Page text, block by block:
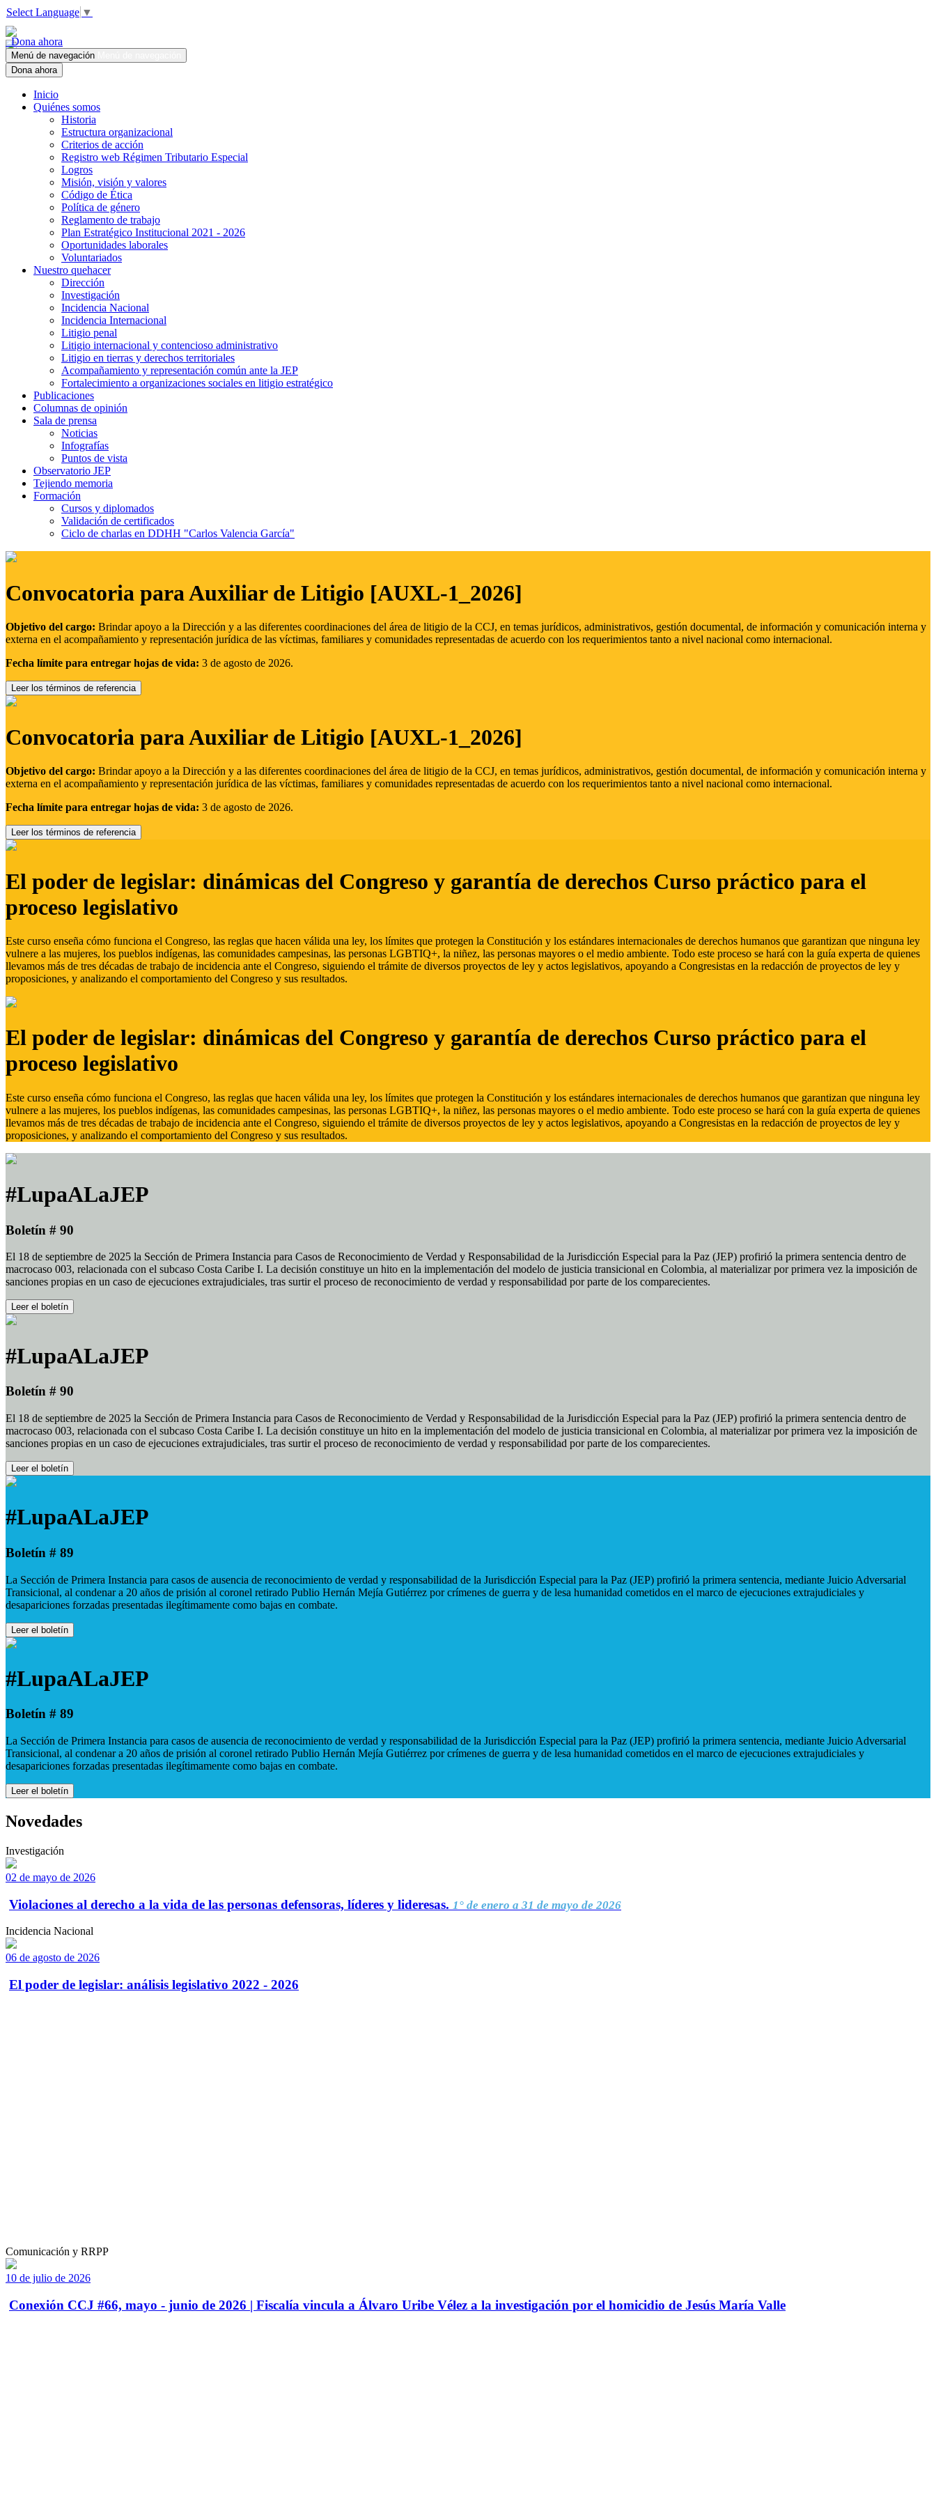
Select Language ▼
Dona ahora
Menú de navegación
Dona ahora
Inicio
Quiénes somos
Historia
Estructura organizacional
Criterios de acción
Registro web Régimen Tributario Especial
Logros
Misión, visión y valores
Código de Ética
Política de género
Reglamento de trabajo
Plan Estratégico Institucional 2021 - 2026
Oportunidades laborales
Voluntariados
Nuestro quehacer
Dirección
Investigación
Incidencia Nacional
Incidencia Internacional
Litigio penal
Litigio internacional y contencioso administrativo
Litigio en tierras y derechos territoriales
Acompañamiento y representación común ante la JEP
Fortalecimiento a organizaciones sociales en litigio estratégico
Publicaciones
Columnas de opinión
Sala de prensa
Noticias
Infografías
Puntos de vista
Observatorio JEP
Tejiendo memoria
Formación
Cursos y diplomados
Validación de certificados
Ciclo de charlas en DDHH "Carlos Valencia García"
Convocatoria para Auxiliar de Litigio [AUXL-1_2026]
Objetivo del cargo: Brindar apoyo a la Dirección y a las diferentes coordinaciones del área de litigio de la CCJ, en temas jurídicos, administrativos, gestión documental, de información y comunicación interna y
externa en el acompañamiento y representación jurídica de las víctimas, familiares y comunidades representadas de acuerdo con los requerimientos tanto a nivel nacional como internacional.
Fecha límite para entregar hojas de vida: 3 de agosto de 2026.
Leer los términos de referencia
Convocatoria para Auxiliar de Litigio [AUXL-1_2026]
Objetivo del cargo: Brindar apoyo a la Dirección y a las diferentes coordinaciones del área de litigio de la CCJ, en temas jurídicos, administrativos, gestión documental, de información y comunicación interna y
externa en el acompañamiento y representación jurídica de las víctimas, familiares y comunidades representadas de acuerdo con los requerimientos tanto a nivel nacional como internacional.
Fecha límite para entregar hojas de vida: 3 de agosto de 2026.
Leer los términos de referencia
El poder de legislar: dinámicas del Congreso y garantía de derechos Curso práctico para el
proceso legislativo
Este curso enseña cómo funciona el Congreso, las reglas que hacen válida una ley, los límites que protegen la Constitución y los estándares internacionales de derechos humanos que garantizan que ninguna ley
vulnere a las mujeres, los pueblos indígenas, las comunidades campesinas, las personas LGBTIQ+, la niñez, las personas mayores o el medio ambiente. Todo este proceso se hará con la guía experta de quienes
llevamos más de tres décadas de trabajo de incidencia ante el Congreso, siguiendo el trámite de diversos proyectos de ley y actos legislativos, apoyando a Congresistas en la redacción de proyectos de ley y
proposiciones, y analizando el comportamiento del Congreso y sus resultados.
El poder de legislar: dinámicas del Congreso y garantía de derechos Curso práctico para el
proceso legislativo
Este curso enseña cómo funciona el Congreso, las reglas que hacen válida una ley, los límites que protegen la Constitución y los estándares internacionales de derechos humanos que garantizan que ninguna ley
vulnere a las mujeres, los pueblos indígenas, las comunidades campesinas, las personas LGBTIQ+, la niñez, las personas mayores o el medio ambiente. Todo este proceso se hará con la guía experta de quienes
llevamos más de tres décadas de trabajo de incidencia ante el Congreso, siguiendo el trámite de diversos proyectos de ley y actos legislativos, apoyando a Congresistas en la redacción de proyectos de ley y
proposiciones, y analizando el comportamiento del Congreso y sus resultados.
#LupaALaJEP
Boletín # 90
El 18 de septiembre de 2025 la Sección de Primera Instancia para Casos de Reconocimiento de Verdad y Responsabilidad de la Jurisdicción Especial para la Paz (JEP) profirió la primera sentencia dentro de
macrocaso 003, relacionada con el subcaso Costa Caribe I. La decisión constituye un hito en la implementación del modelo de justicia transicional en Colombia, al materializar por primera vez la imposición de
sanciones propias en un caso de ejecuciones extrajudiciales, tras surtir el proceso de reconocimiento de verdad y responsabilidad por parte de los comparecientes.
Leer el boletín
#LupaALaJEP
Boletín # 90
El 18 de septiembre de 2025 la Sección de Primera Instancia para Casos de Reconocimiento de Verdad y Responsabilidad de la Jurisdicción Especial para la Paz (JEP) profirió la primera sentencia dentro de
macrocaso 003, relacionada con el subcaso Costa Caribe I. La decisión constituye un hito en la implementación del modelo de justicia transicional en Colombia, al materializar por primera vez la imposición de
sanciones propias en un caso de ejecuciones extrajudiciales, tras surtir el proceso de reconocimiento de verdad y responsabilidad por parte de los comparecientes.
Leer el boletín
#LupaALaJEP
Boletín # 89
La Sección de Primera Instancia para casos de ausencia de reconocimiento de verdad y responsabilidad de la Jurisdicción Especial para la Paz (JEP) profirió la primera sentencia, mediante Juicio Adversarial
Transicional, al condenar a 20 años de prisión al coronel retirado Publio Hernán Mejía Gutiérrez por crímenes de guerra y de lesa humanidad cometidos en el marco de ejecuciones extrajudiciales y
desapariciones forzadas presentadas ilegítimamente como bajas en combate.
Leer el boletín
#LupaALaJEP
Boletín # 89
La Sección de Primera Instancia para casos de ausencia de reconocimiento de verdad y responsabilidad de la Jurisdicción Especial para la Paz (JEP) profirió la primera sentencia, mediante Juicio Adversarial
Transicional, al condenar a 20 años de prisión al coronel retirado Publio Hernán Mejía Gutiérrez por crímenes de guerra y de lesa humanidad cometidos en el marco de ejecuciones extrajudiciales y
desapariciones forzadas presentadas ilegítimamente como bajas en combate.
Leer el boletín
Novedades
Investigación
02 de mayo de 2026
Violaciones al derecho a la vida de las personas defensoras, líderes y lideresas. 1° de enero a 31 de mayo de 2026
Incidencia Nacional
06 de agosto de 2026
El poder de legislar: análisis legislativo 2022 - 2026
Comunicación y RRPP
10 de julio de 2026
Conexión CCJ #66, mayo - junio de 2026 | Fiscalía vincula a Álvaro Uribe Vélez a la investigación por el homicidio de Jesús María Valle